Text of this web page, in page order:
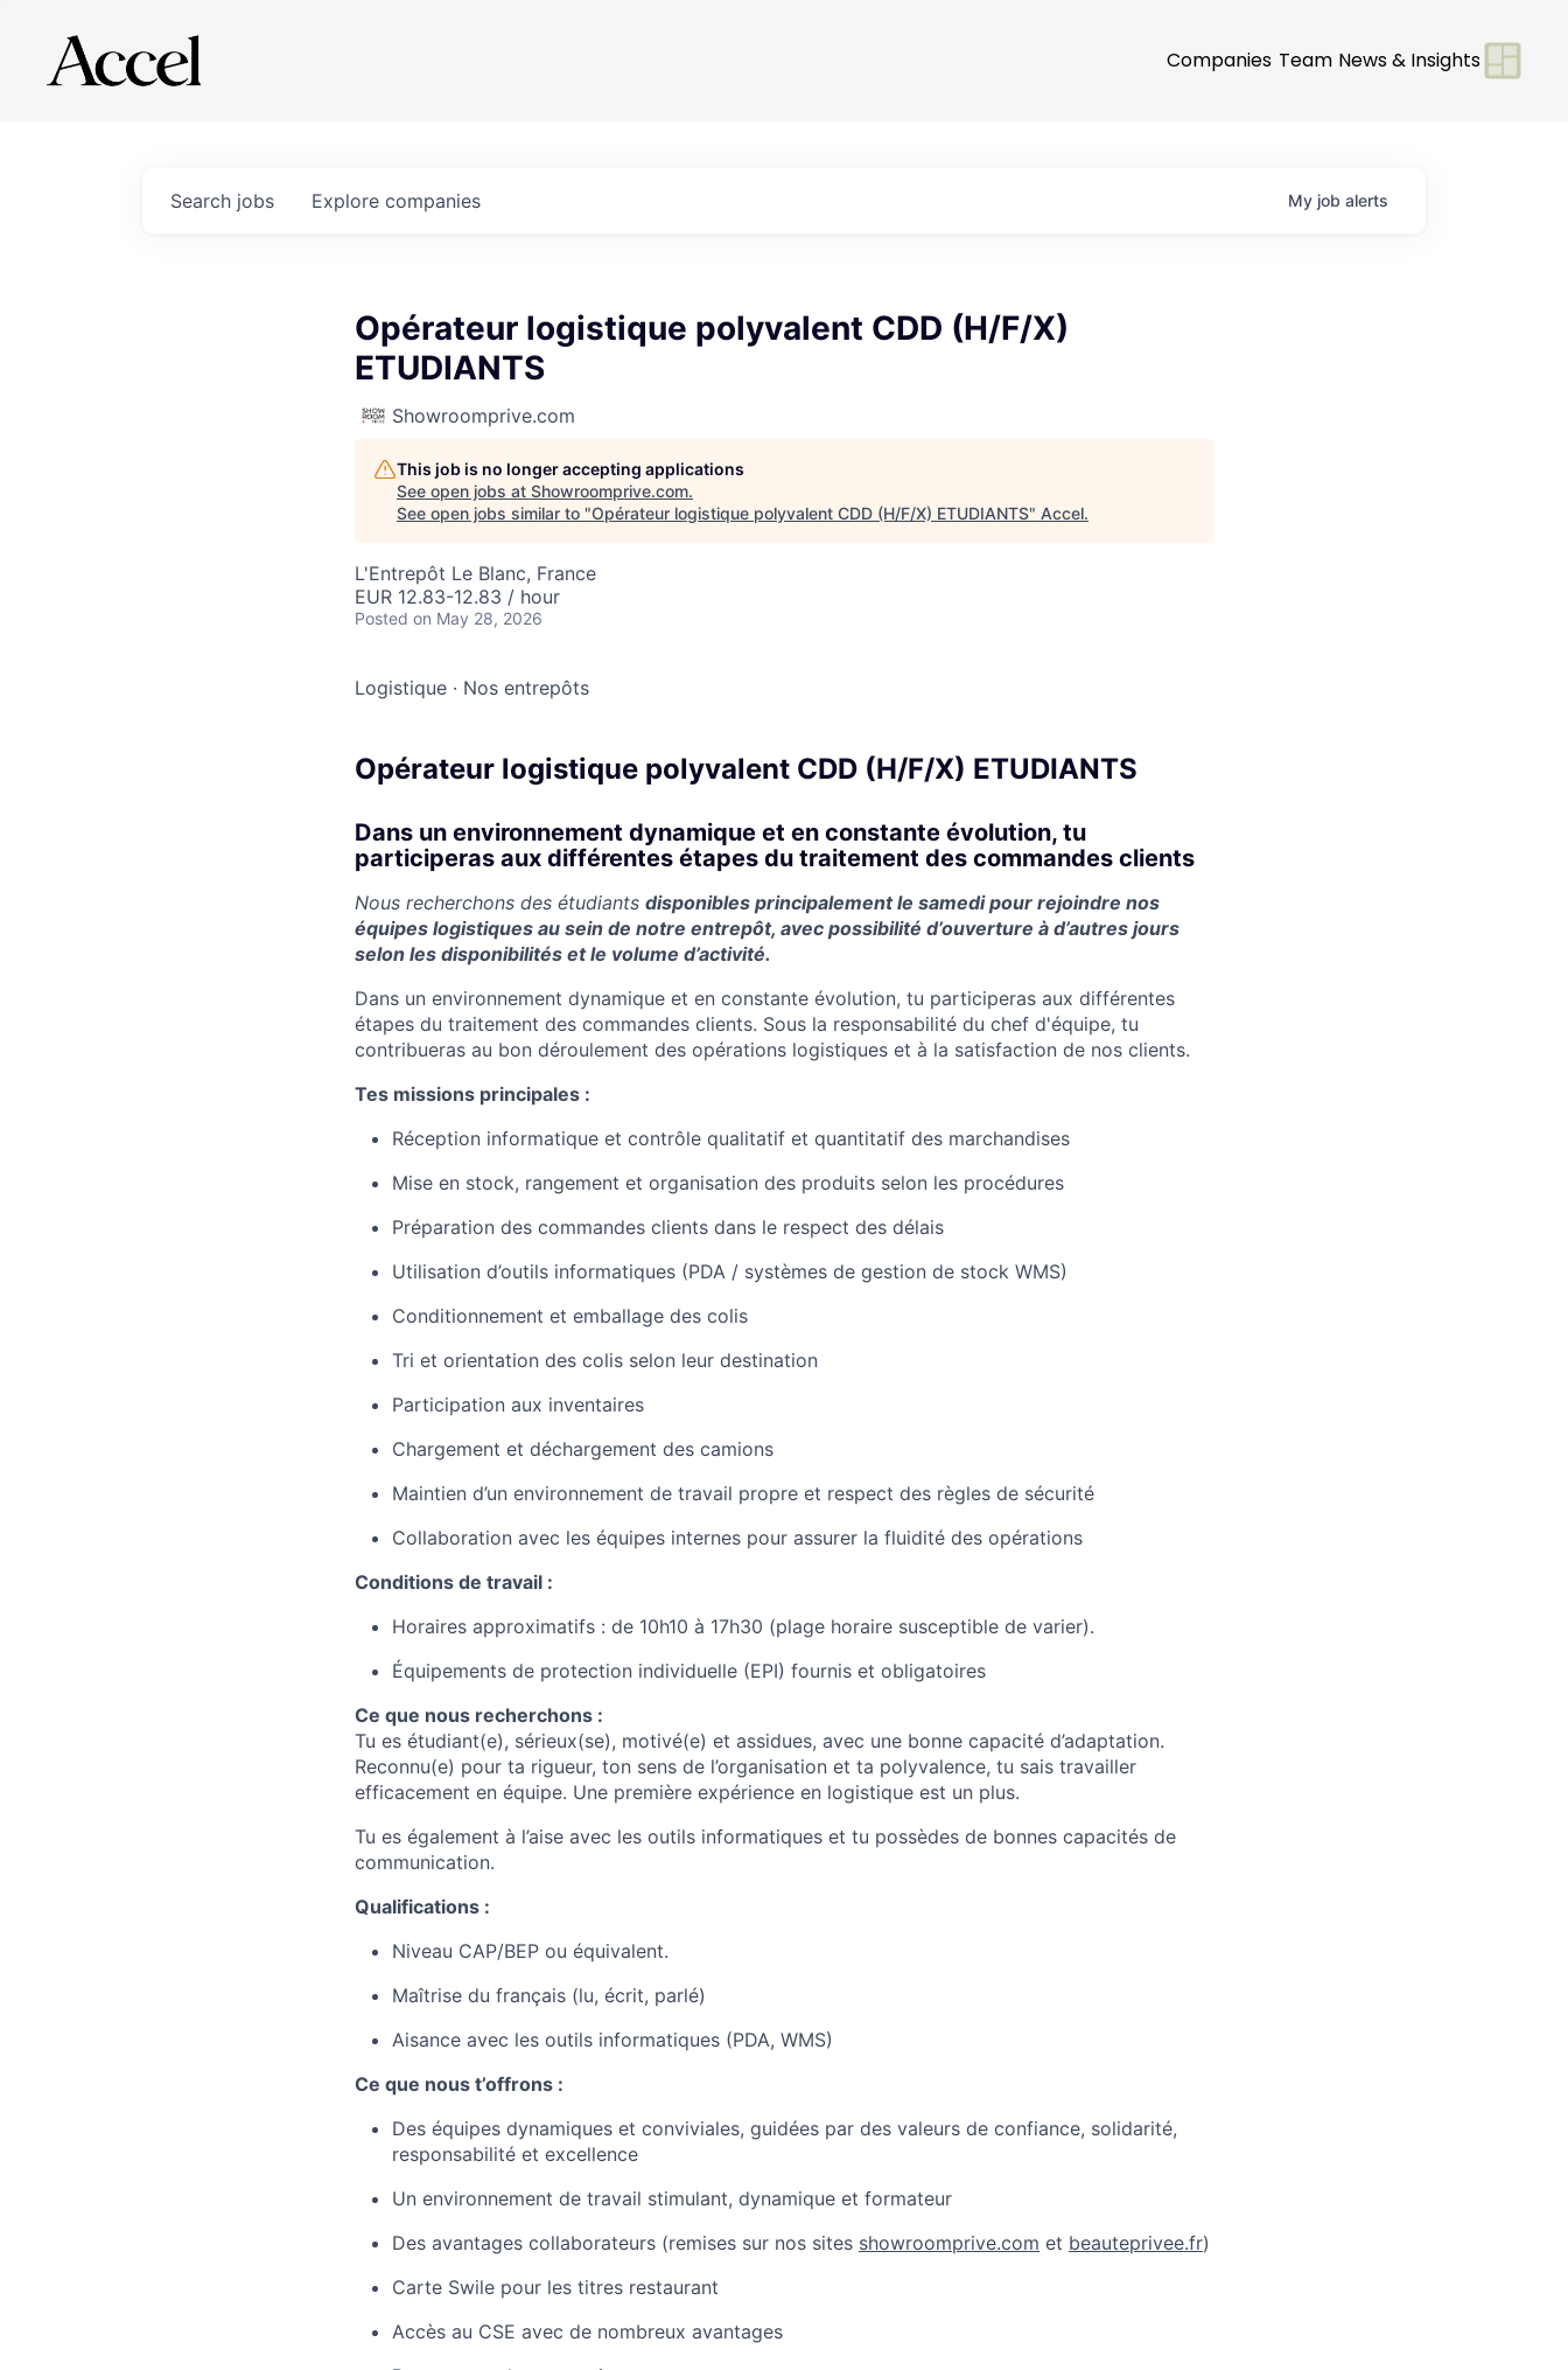
Companies Team News & Insights
Search jobs Explore companies My job alerts
Opérateur logistique polyvalent CDD (H/F/X)
ETUDIANTS
Showroomprive.com
This job is no longer accepting applications
See open jobs at Showroomprive.com.
See open jobs similar to "Opérateur logistique polyvalent CDD (H/F/X) ETUDIANTS" Accel.
L'Entrepôt Le Blanc, France
EUR 12.83-12.83 / hour
Posted on May 28, 2026
Logistique · Nos entrepôts
Opérateur logistique polyvalent CDD (H/F/X) ETUDIANTS
Dans un environnement dynamique et en constante évolution, tu
participeras aux différentes étapes du traitement des commandes clients
Nous recherchons des étudiants disponibles principalement le samedi pour rejoindre nos
équipes logistiques au sein de notre entrepôt, avec possibilité d’ouverture à d’autres jours
selon les disponibilités et le volume d’activité.
Dans un environnement dynamique et en constante évolution, tu participeras aux différentes
étapes du traitement des commandes clients. Sous la responsabilité du chef d'équipe, tu
contribueras au bon déroulement des opérations logistiques et à la satisfaction de nos clients.
Tes missions principales :
Réception informatique et contrôle qualitatif et quantitatif des marchandises
Mise en stock, rangement et organisation des produits selon les procédures
Préparation des commandes clients dans le respect des délais
Utilisation d’outils informatiques (PDA / systèmes de gestion de stock WMS)
Conditionnement et emballage des colis
Tri et orientation des colis selon leur destination
Participation aux inventaires
Chargement et déchargement des camions
Maintien d’un environnement de travail propre et respect des règles de sécurité
Collaboration avec les équipes internes pour assurer la fluidité des opérations
Conditions de travail :
Horaires approximatifs : de 10h10 à 17h30 (plage horaire susceptible de varier).
Équipements de protection individuelle (EPI) fournis et obligatoires
Ce que nous recherchons :
Tu es étudiant(e), sérieux(se), motivé(e) et assidues, avec une bonne capacité d’adaptation.
Reconnu(e) pour ta rigueur, ton sens de l’organisation et ta polyvalence, tu sais travailler
efficacement en équipe. Une première expérience en logistique est un plus.
Tu es également à l’aise avec les outils informatiques et tu possèdes de bonnes capacités de
communication.
Qualifications :
Niveau CAP/BEP ou équivalent.
Maîtrise du français (lu, écrit, parlé)
Aisance avec les outils informatiques (PDA, WMS)
Ce que nous t’offrons :
Des équipes dynamiques et conviviales, guidées par des valeurs de confiance, solidarité,
responsabilité et excellence
Un environnement de travail stimulant, dynamique et formateur
Des avantages collaborateurs (remises sur nos sites showroomprive.com et beauteprivee.fr)
Carte Swile pour les titres restaurant
Accès au CSE avec de nombreux avantages